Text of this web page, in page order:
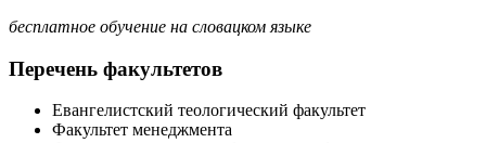
бесплатное обучение на словацком языке
Перечень факультетов
Евангелистский теологический факультет
Факультет менеджмента